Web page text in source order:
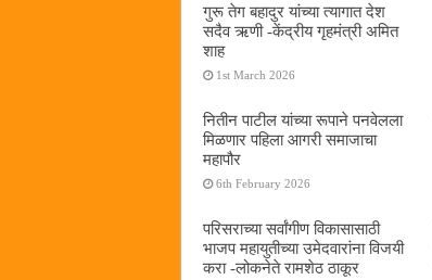
गुरू तेग बहादुर यांच्या त्यागात देश
सदैव ऋणी -केंद्रीय गृहमंत्री अमित
शाह
1st March 2026
नितीन पाटील यांच्या रूपाने पनवेलला
मिळणार पहिला आगरी समाजाचा
महापौर
6th February 2026
परिसराच्या सर्वांगीण विकासासाठी
भाजप महायुतीच्या उमेदवारांना विजयी
करा -लोकनेते रामशेठ ठाकूर